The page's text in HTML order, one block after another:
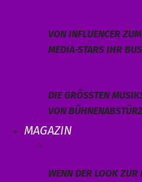
VON INFLUENCER
MEDIA-STARS IHR
DIE GRÖSSTEN
ON
MAGAZIN
WENN DER LOOK